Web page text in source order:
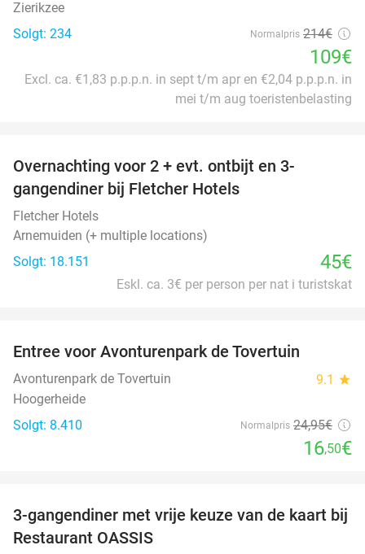
Zierikzee
Solgt: 234
Normalpris 214€
109€
Excl. ca. €1,83 p.p.p.n. in sept t/m apr en €2,04 p.p.p.n. in
mei t/m aug toeristenbelasting
Overnachting voor 2 + evt. ontbijt en 3-
gangendiner bij Fletcher Hotels
Fletcher Hotels
Arnemuiden (+ multiple locations)
Solgt: 18.151
45€
Eskl. ca. 3€ per person per nat i turistskat
Entree voor Avonturenpark de Tovertuin
Avonturenpark de Tovertuin 9.1 star
Hoogerheide
Solgt: 8.410
Normalpris 24,95€
16,50€
43%
3-gangendiner met vrije keuze van de kaart bij
Restaurant OASSIS